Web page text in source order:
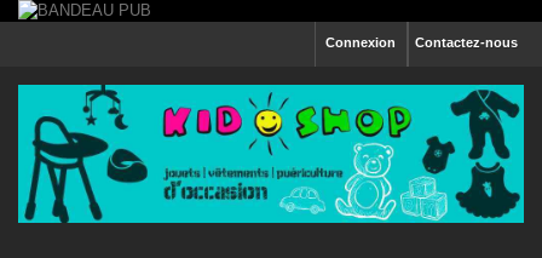
Contactez-nous
Connexion